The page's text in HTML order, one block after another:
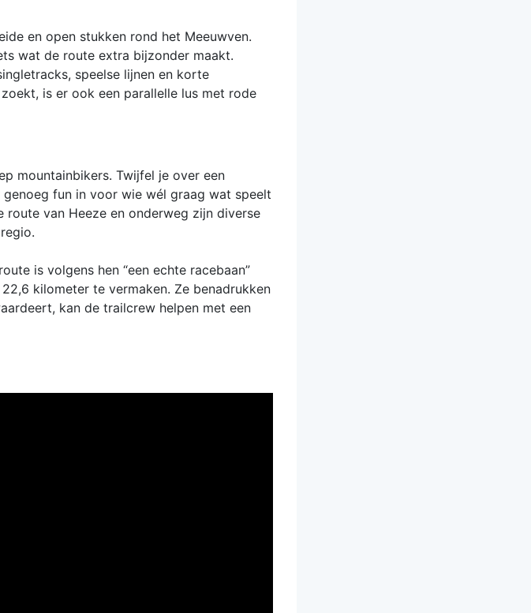
en open stukken rond het Meeuwven.
wat de route extra bijzonder maakt.
speelse lijnen en korte
is er ook een parallelle lus met rode
mountainbikers. Twijfel je over een
fun in voor wie wél graag wat speelt
van Heeze en onderweg zijn diverse
is volgens hen “een echte racebaan”
kilometer te vermaken. Ze benadrukken
kan de trailcrew helpen met een